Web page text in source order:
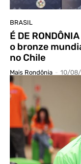
BRASIL
É DE
o bronze
no Chile
Mais Rondônia - 10/